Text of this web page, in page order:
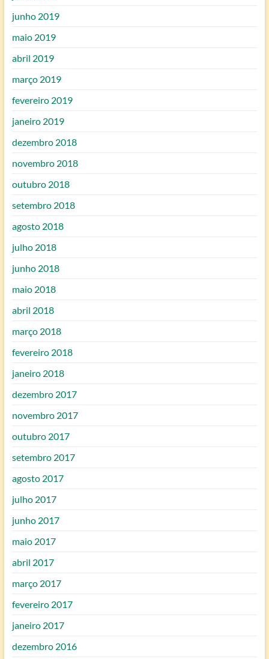
junho 2019
maio 2019
abril 2019
março 2019
fevereiro 2019
janeiro 2019
dezembro 2018
novembro 2018
outubro 2018
setembro 2018
agosto 2018
julho 2018
junho 2018
maio 2018
abril 2018
março 2018
fevereiro 2018
janeiro 2018
dezembro 2017
novembro 2017
outubro 2017
setembro 2017
agosto 2017
julho 2017
junho 2017
maio 2017
abril 2017
março 2017
fevereiro 2017
janeiro 2017
dezembro 2016